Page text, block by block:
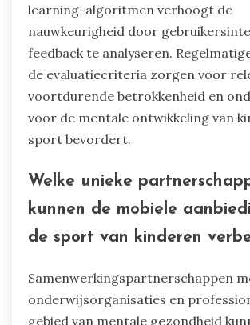
learning-algoritmen verhoogt de
nauwkeurigheid door
feedback te analyseren.
de evaluatiecriteria zorgen voor
voortdurende betrokkenheid en
voor de mentale ontwikkeling van
sport bevordert.
Welke unieke
kunnen de mobiele
de sport van kinderen
Samenwerkingspartnerschappen
onderwijsorganisaties en
gebied van mentale gezondheid